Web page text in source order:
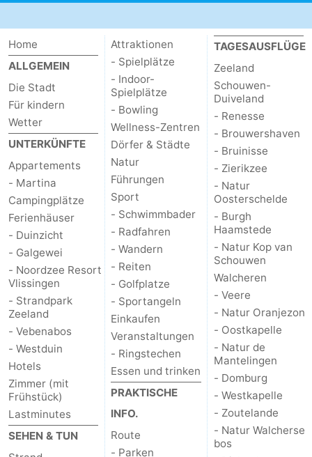
Home
ALLGEMEIN
Die Stadt
Für kindern
Wetter
UNTERKÜNFTE
Appartements
- Martina
Campingplätze
Ferienhäuser
- Duinzicht
- Galgewei
- Noordzee Resort
Vlissingen
- Strandpark
Zeeland
- Vebenabos
- Westduin
Hotels
Zimmer (mit
Frühstück)
Lastminutes
SEHEN & TUN
Attraktionen
- Spielplätze
- Indoor-
Spielplätze
- Bowling
Wellness-Zentren
Dörfer & Städte
Natur
Führungen
Sport
- Schwimmbader
- Radfahren
- Wandern
- Reiten
- Golfplatze
- Sportangeln
Einkaufen
Veranstaltungen
- Ringstechen
Essen und trinken
PRAKTISCHE
INFO.
Route
- Parken
TAGESAUSFLÜGE
Zeeland
Schouwen-
Duiveland
- Renesse
- Brouwershaven
- Bruinisse
- Zierikzee
- Natur
Oosterschelde
- Burgh
Haamstede
- Natur Kop van
Schouwen
Walcheren
- Veere
- Natur Oranjezon
- Oostkapelle
- Natur de
Mantelingen
- Domburg
- Westkapelle
- Zoutelande
- Natur Walcherse
bos